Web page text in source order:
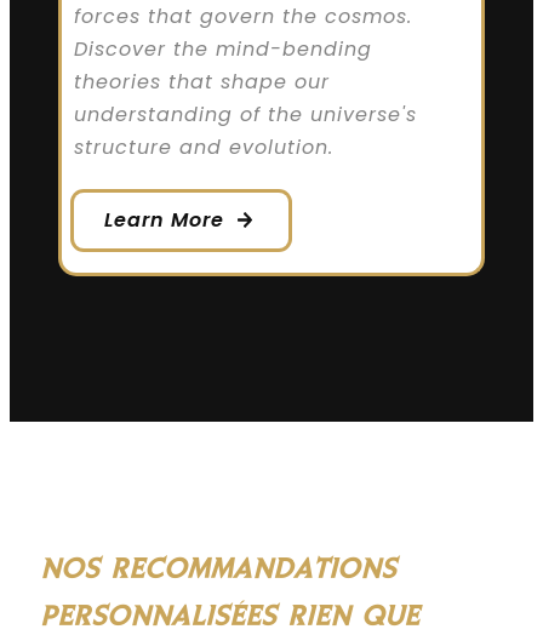
forces that govern the cosmos.
Discover the mind-bending
theories that shape our
understanding of the universe's
structure and evolution.
Learn More
NOS RECOMMANDATIONS
PERSONNALISÉES RIEN QUE